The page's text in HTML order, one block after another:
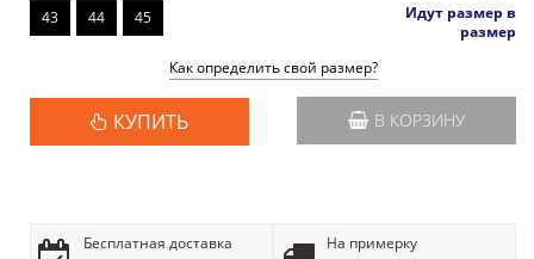
43 44 45
Идут размер в
размер
Как определить свой размер?
КУПИТЬ В КОРЗИНУ
Бесплатная доставка
На примерку